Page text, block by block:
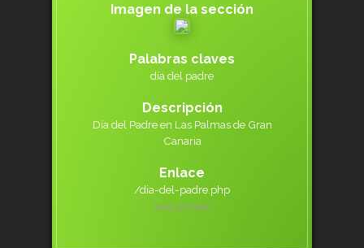
Imagen de la sección
Palabras claves
día del padre
Descripción
Día del Padre en Las Palmas de Gran
Canaria
Enlace
/dia-del-padre.php
000925000000